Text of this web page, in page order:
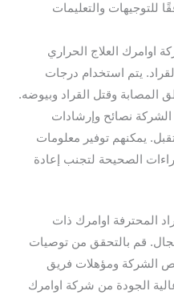
للتوجيهات والتعليمات
اوامرك العلاج الحراري
يتم استخدام درجات
المصابة وقتل القراد وبيوضه.
الشركة نصائح وإرشادات
يمكنهم توفير معلومات
الصحيحة لتجنب إعادة
المحترفة اوامرك ذات
قم بالتحقق من توصيات
الشركة ومؤهلات فريق
الجودة من شركة اوامرك